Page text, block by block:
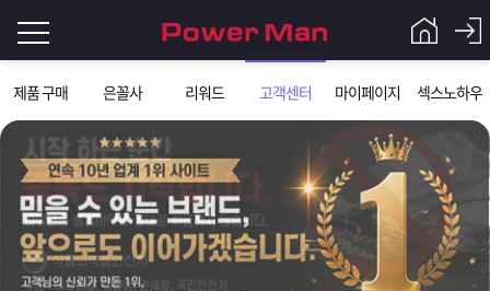
제품 구매 은꼴사 리워드 고객센터 마이페이지 섹스노하우
그
인
이
필
로
Q&A